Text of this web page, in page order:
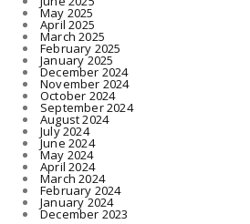
May 2025
April 2025
March 2025
February 2025
January 2025
December 2024
November 2024
October 2024
September 2024
August 2024
July 2024
June 2024
May 2024
April 2024
March 2024
February 2024
January 2024
December 2023